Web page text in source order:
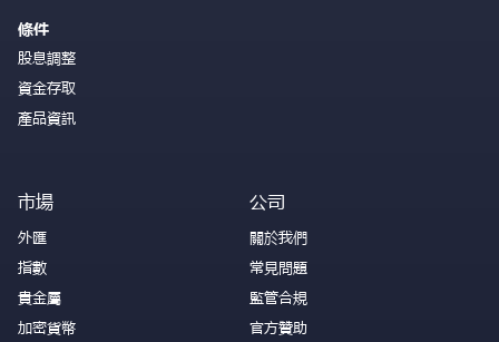
條件
股息調整
資金存取
產品資訊
市場
外匯
指數
貴金屬
加密貨幣
公司
關於我們
常見問題
監管合規
官方贊助